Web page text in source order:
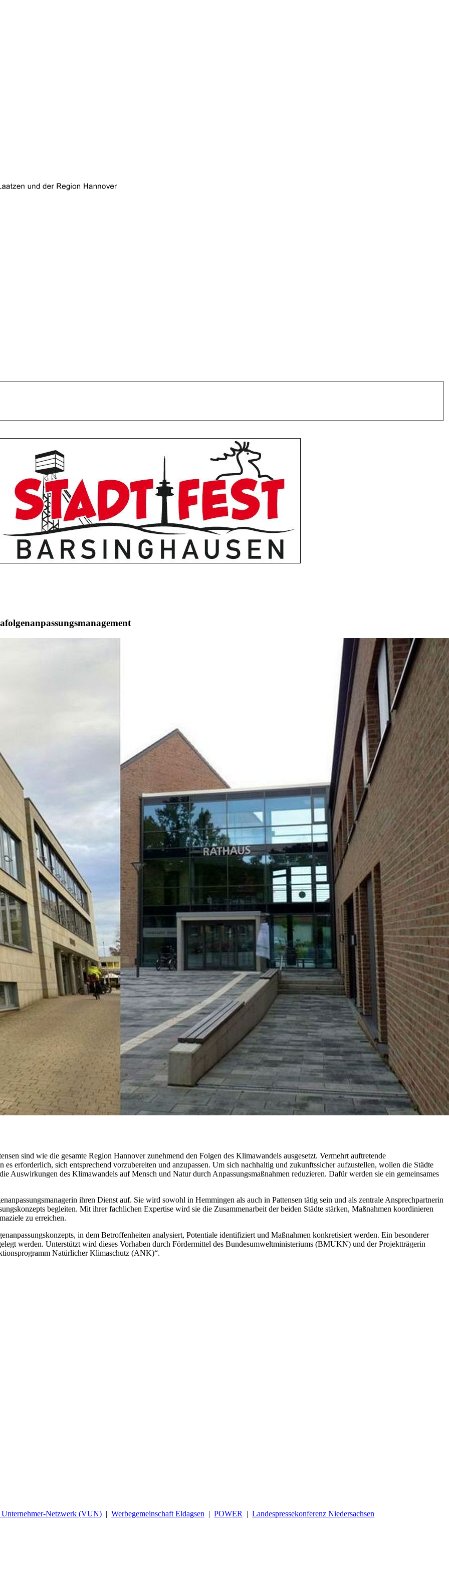
sind wie die gesamte Region Hannover zunehmend den Folgen des Klimawandels ausgesetzt. Vermehrt auftretende
erforderlich, sich entsprechend vorzubereiten und anzupassen. Um sich nachhaltig und zukunftssicher aufzustellen, wollen die Städte
Auswirkungen des Klimawandels auf Mensch und Natur durch Anpassungsmaßnahmen reduzieren. Dafür werden sie ein gemeinsames
ihren Dienst auf. Sie wird sowohl in Hemmingen als auch in Pattensen tätig sein und als zentrale Ansprechpartnerin
begleiten. Mit ihrer fachlichen Expertise wird sie die Zusammenarbeit der beiden Städte stärken, Maßnahmen koordinieren
zu erreichen.
in dem Betroffenheiten analysiert, Potentiale identifiziert und Maßnahmen konkretisiert werden. Ein besonderer
werden. Unterstützt wird dieses Vorhaben durch Fördermittel des Bundesumweltministeriums (BMUKN) und der Projektträgerin
Natürlicher Klimaschutz (ANK)“.
Unternehmer-Netzwerk (VUN) | Werbegemeinschaft Eldagsen | POWER | Landespressekonferenz Niedersachsen